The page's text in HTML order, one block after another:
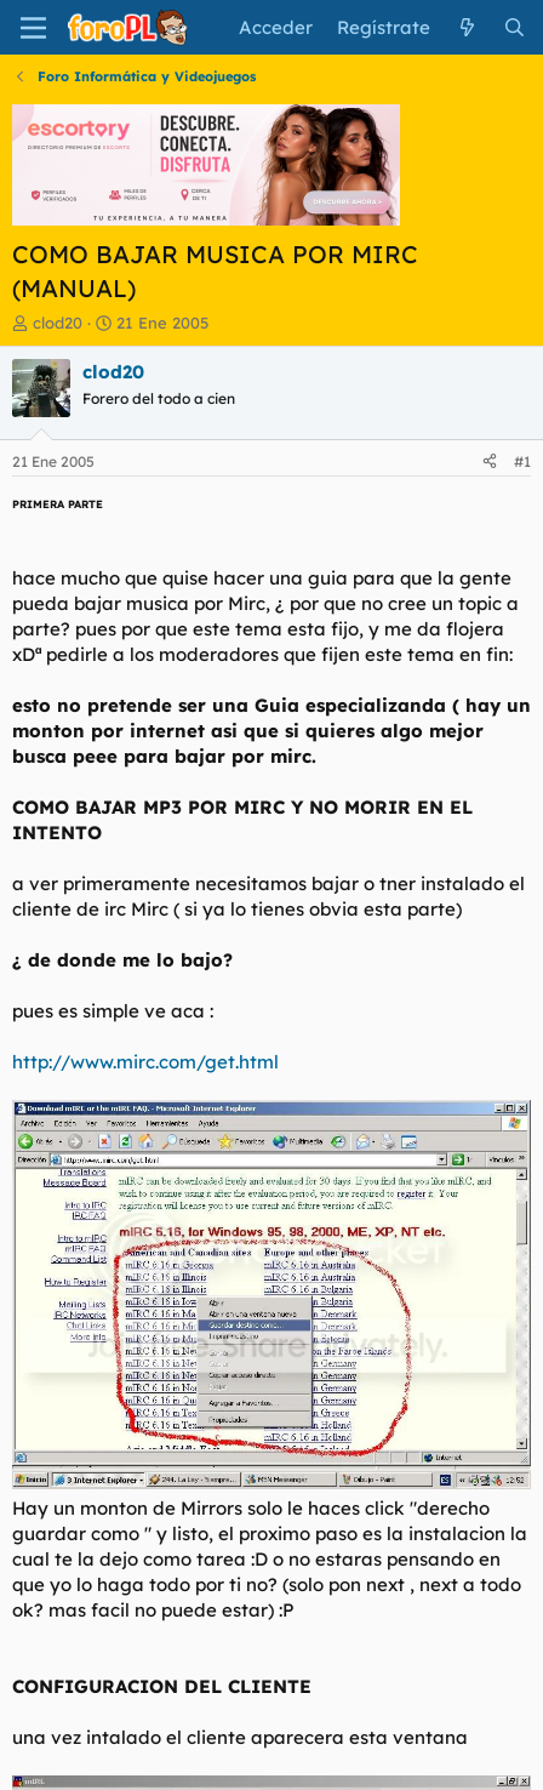
Acceder Regístrate
Foro Informática y Videojuegos
COMO BAJAR MUSICA POR MIRC
(MANUAL)
I
n
i
c
i
a
d
o
r
t
e
m
a
clod20
F
e
c
a
i
o
21 Ene 2005
clod20
Forero del todo a cien
21 Ene 2005 #1
PRIMERA PARTE
hace mucho que quise hacer una guia para que la gente
pueda bajar musica por Mirc, ¿ por que no cree un topic a
parte? pues por que este tema esta fijo, y me da flojera
xDª pedirle a los moderadores que fijen este tema en fin:
esto no pretende ser una Guia especializanda ( hay un
monton por internet asi que si quieres algo mejor
busca peee para bajar por mirc.
COMO BAJAR MP3 POR MIRC Y NO MORIR EN EL
INTENTO
a ver primeramente necesitamos bajar o tner instalado el
cliente de irc Mirc ( si ya lo tienes obvia esta parte)
¿ de donde me lo bajo?
pues es simple ve aca :
http://www.mirc.com/get.html
Hay un monton de Mirrors solo le haces click "derecho
guardar como " y listo, el proximo paso es la instalacion la
cual te la dejo como tarea :D o no estaras pensando en
que yo lo haga todo por ti no? (solo pon next , next a todo
ok? mas facil no puede estar) :P
CONFIGURACION DEL CLIENTE
una vez intalado el cliente aparecera esta ventana